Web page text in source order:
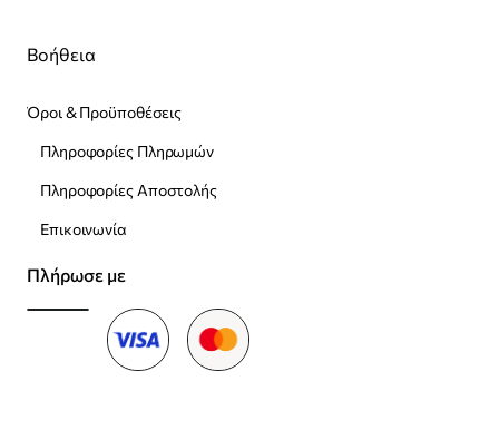
Βοήθεια
Όροι & Προϋποθέσεις
Πληροφορίες Πληρωμών
Πληροφορίες Αποστολής
Επικοινωνία
Πλήρωσε με